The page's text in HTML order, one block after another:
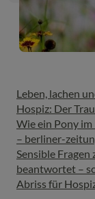
Leben, lachen
Hospiz: Der
Wie ein Pony
– berliner-
Sensible
beantwortet –
Abriss für